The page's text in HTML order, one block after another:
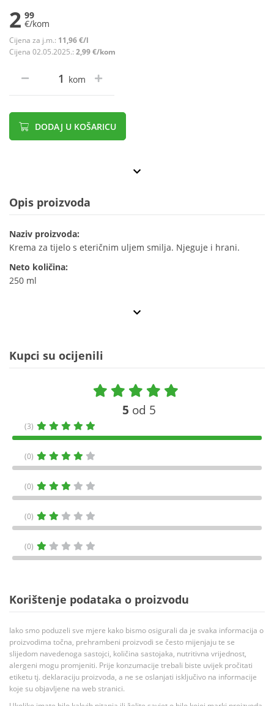
2 99
€/kom
Cijena za j.m.: 11,96 €/l
Cijena 02.05.2025.: 2,99 €/kom
kom
DODAJ U KOŠARICU
Opis proizvoda
Naziv proizvoda:
Krema za tijelo s eteričnim uljem smilja. Njeguje i hrani.
Neto količina:
250 ml
Kupci su ocijenili
5 od 5
(3)
(0)
(0)
(0)
(0)
Korištenje podataka o proizvodu
Iako smo poduzeli sve mjere kako bismo osigurali da je svaka informacija o
proizvodima točna, prehrambeni proizvodi se često mijenjaju te se
slijedom navedenoga sastojci, količina sastojaka, nutritivna vrijednost,
alergeni mogu promjeniti. Prije konzumacije trebali biste uvijek pročitati
etiketu tj. deklaraciju proizvoda, a ne se oslanjati isključivo na informacije
koje su objavljene na web stranici.